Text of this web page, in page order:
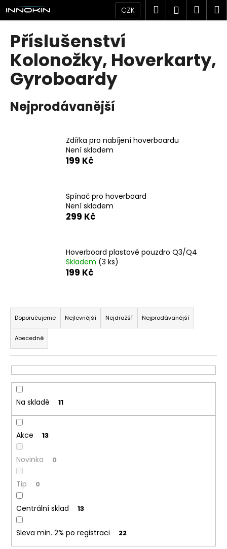
Přejít
na
obsah
CZK Hledat
Příslušenství
Kolonožky, Hoverkarty,
Gyroboardy
Nejprodávanější
Zdířka pro nabíjení hoverboardu
Není skladem
199 Kč
Spínač pro hoverboard
Není skladem
299 Kč
Hoverboard plastové pouzdro Q3/Q4
Skladem (3 ks)
199 Kč
Ř
a
z
e
n
í
p
o
d
u
k
ů
Doporučujeme Nejlevnější Nejdražší Nejprodávanější
Abecedně
Na skladě 11
Akce 13
Novinka 0
Tip 0
Centrální sklad 13
Sleva min. 2% po registraci 22
K
o
C
o
p
t
D
o
p
o
u
u
m